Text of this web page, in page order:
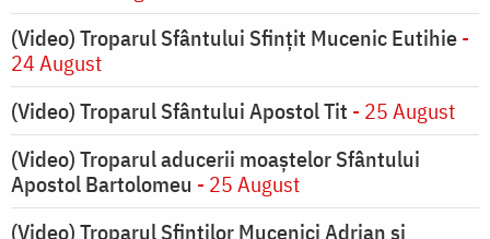
(Video) Troparul Sfântului Sfințit Mucenic Eutihie-
24 August
(Video) Troparul Sfântului Apostol Tit - 25 August
(Video) Troparul aducerii moaștelor Sfântului
Apostol Bartolomeu - 25 August
(Video) Troparul Sfinților Mucenici Adrian și